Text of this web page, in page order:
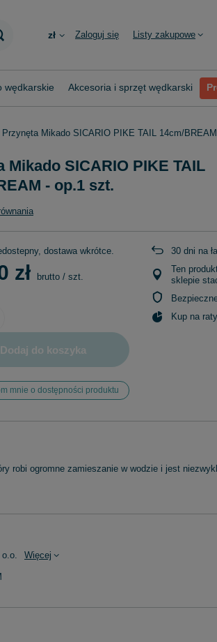
zł Zaloguj się Listy zakupowe
wędkarskie Akcesoria i sprzęt wędkarski
Przynęta Mikado SICARIO PIKE TAIL 14cm/
Mikado SICARIO PIKE TAIL
- op.1 szt.
dostawa wkrótce
zł brutto / szt.
Dodaj do koszyka
mnie o dostępności produktu
30 dni na
Ten
sklepie
Kup na
robi ogromne zamieszanie w wodzie i jest
Więcej